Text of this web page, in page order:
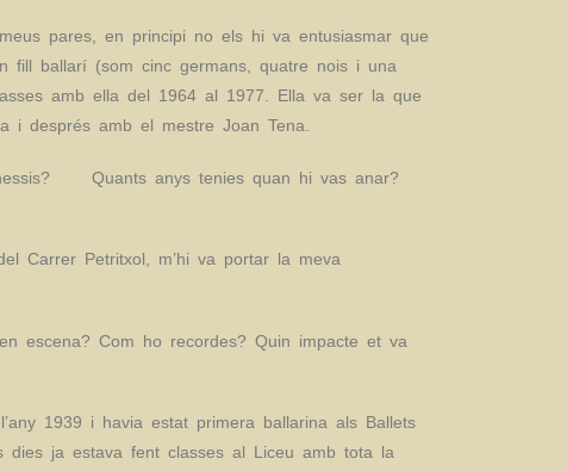
pares, en principi no els hi va entusiasmar que
fill ballarí (som cinc germans, quatre nois i una
amb ella del 1964 al 1977. Ella va ser la que
i després amb el mestre Joan Tena.
Quants anys tenies quan hi vas anar?
Carrer Petritxol, m’hi va portar la meva
escena? Com ho recordes? Quin impacte et va
1939 i havia estat primera ballarina als Ballets
ja estava fent classes al Liceu amb tota la